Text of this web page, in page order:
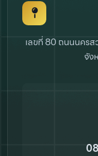
เลขที่ 80 ถนนนคร
จัง